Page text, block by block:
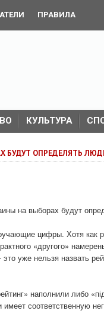
ПРАВИЛА
КУЛЬТУРА
БУДУТ ОПРЕДЕЛЯТЬ
на выборах будут
цифры. Хотя как
«другого»
уже нельзя назвать
наполнили либо
соответственную